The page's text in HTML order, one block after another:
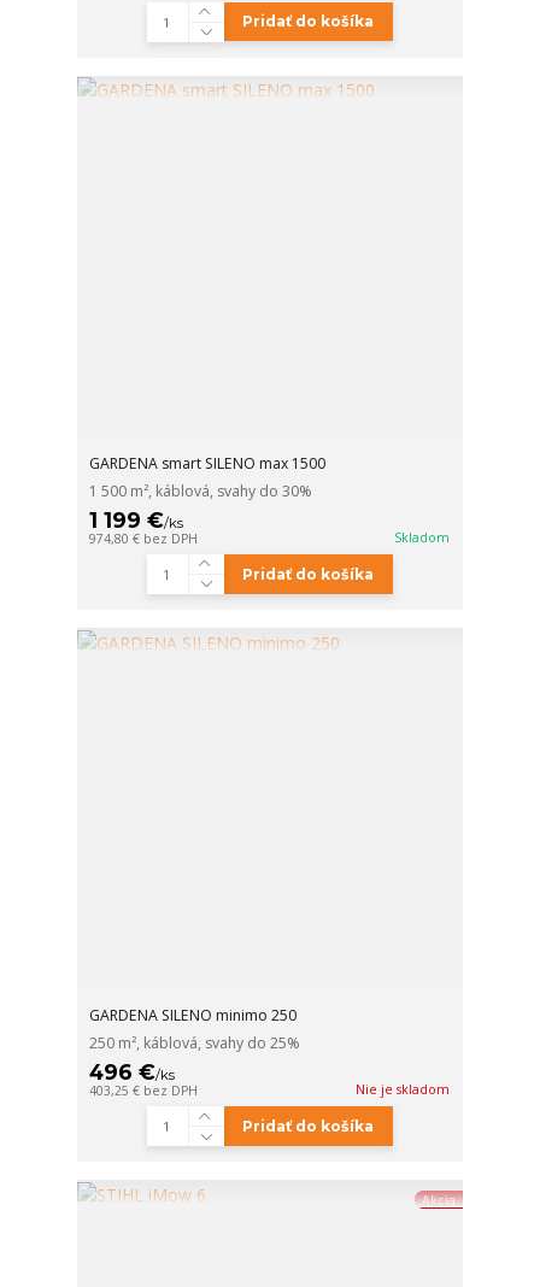
Pridať do košíka
GARDENA smart SILENO max 1500
1 500 m², káblová, svahy do 30%
1 199 €/ks
974,80 € bez DPH Skladom
Pridať do košíka
GARDENA SILENO minimo 250
250 m², káblová, svahy do 25%
496 €/ks
403,25 € bez DPH Nie je skladom
Pridať do košíka
Akcia